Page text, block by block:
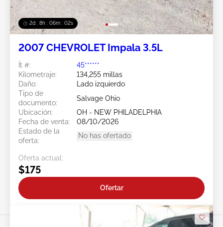
2d : 8h : 05m : 59s
2007 CHEVROLET Impala 3.5L
Ít #:
45******
Kilometraje:
134,255 millas
Daño:
Lado izquierdo
Tipo de
documento:
Salvage Ohio
Ubicación:
OH - NEW PHILADELPHIA
Fecha de venta:
08/10/2026
Estado de la
oferta:
No has ofertado
Oferta actual:
$175
Ofertar